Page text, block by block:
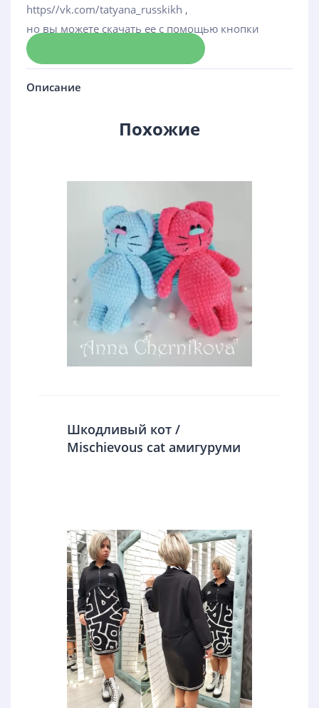
https//vk.com/tatyana_russkikh ,
но вы можете скачать ее с помощью кнопки
Описание
Похожие
Шкодливый кот /
Mischievous cat амигуруми